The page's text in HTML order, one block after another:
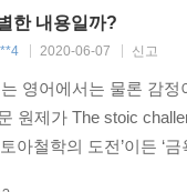
한 내용일까?
2020-06-07 신고
영어에서는 물론 감
원제가 The stoic
아철학의 도전’이든 ‘